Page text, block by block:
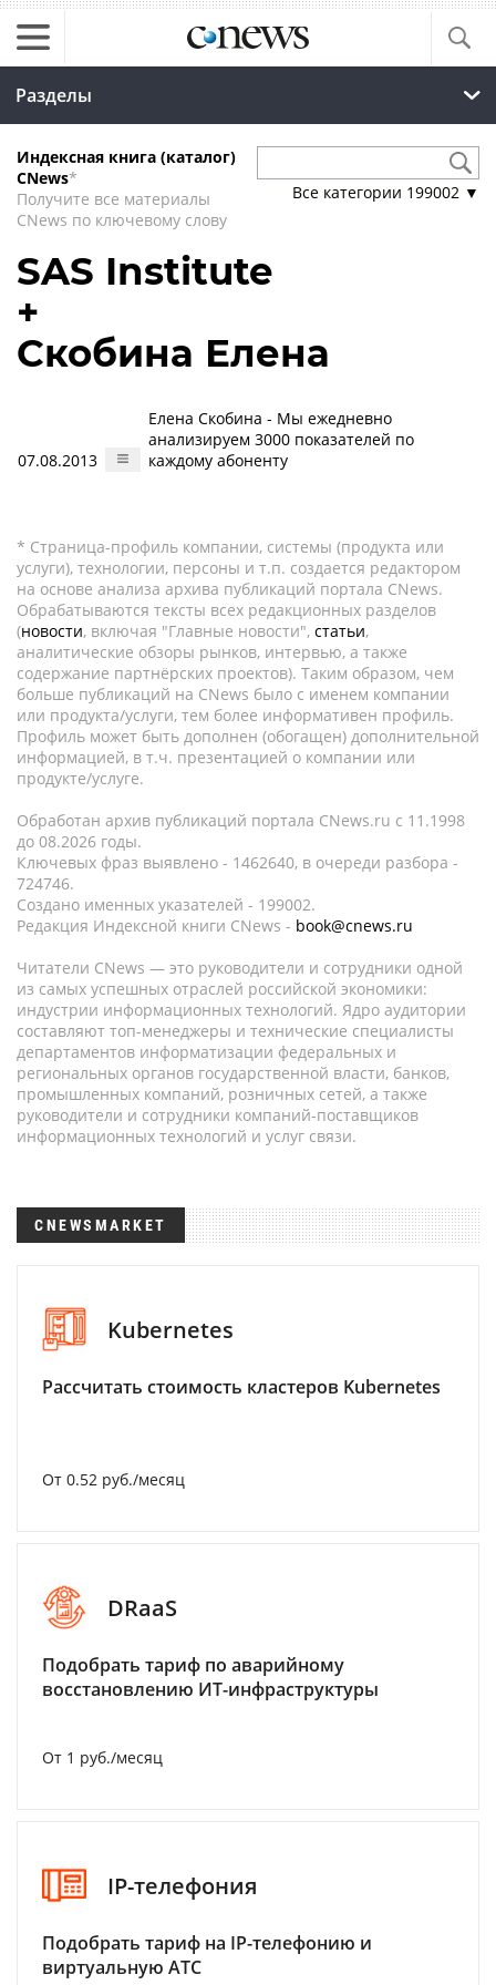
Разделы
Индексная книга (каталог)
CNews*
Получите все материалы
CNews по ключевому слову
Все категории 199002 ▼
SAS Institute
+
Скобина Елена
07.08.2013
Елена Скобина - Мы ежедневно
анализируем 3000 показателей по
каждому абоненту
* Страница-профиль компании, системы (продукта или
услуги), технологии, персоны и т.п. создается редактором
на основе анализа архива публикаций портала CNews.
Обрабатываются тексты всех редакционных разделов
(новости, включая "Главные новости", статьи,
аналитические обзоры рынков, интервью, а также
содержание партнёрских проектов). Таким образом, чем
больше публикаций на CNews было с именем компании
или продукта/услуги, тем более информативен профиль.
Профиль может быть дополнен (обогащен) дополнительной
информацией, в т.ч. презентацией о компании или
продукте/услуге.
Обработан архив публикаций портала CNews.ru c 11.1998
до 08.2026 годы.
Ключевых фраз выявлено - 1462640, в очереди разбора -
724746.
Создано именных указателей - 199002.
Редакция Индексной книги CNews - book@cnews.ru
Читатели CNews — это руководители и сотрудники одной
из самых успешных отраслей российской экономики:
индустрии информационных технологий. Ядро аудитории
составляют топ-менеджеры и технические специалисты
департаментов информатизации федеральных и
региональных органов государственной власти, банков,
промышленных компаний, розничных сетей, а также
руководители и сотрудники компаний-поставщиков
информационных технологий и услуг связи.
CNEWSMARKET
Kubernetes
Рассчитать стоимость кластеров Kubernetes
От 0.52 руб./месяц
DRaaS
Подобрать тариф по аварийному
восстановлению ИТ-инфраструктуры
От 1 руб./месяц
IP-телефония
Подобрать тариф на IP-телефонию и
виртуальную АТС